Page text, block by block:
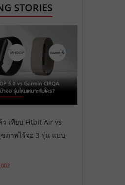
STORIES
เทียบ Fitbit Air vs
ภาพไร้จอ 3 รุ่น แบบ